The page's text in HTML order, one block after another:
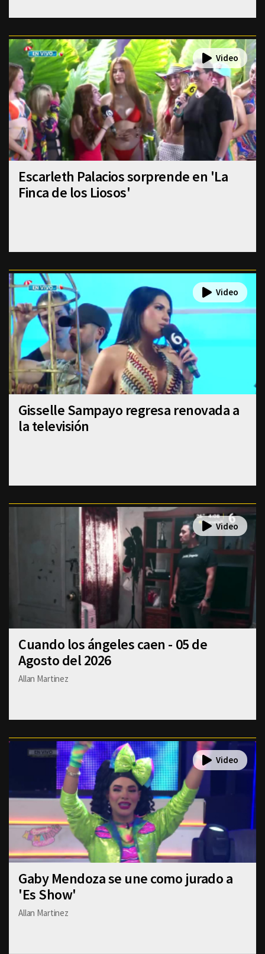
Escarleth Palacios sorprende en 'La
Finca de los Liosos'
Gisselle Sampayo regresa renovada a
la televisión
Cuando los ángeles caen - 05 de
Agosto del 2026
Allan Martinez
Gaby Mendoza se une como jurado a
'Es Show'
Allan Martinez